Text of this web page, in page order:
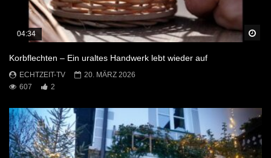
04:34
Korbflechten – Ein uraltes Handwerk lebt wieder auf
ECHTZEIT-TV
20. MÄRZ 2026
607
2